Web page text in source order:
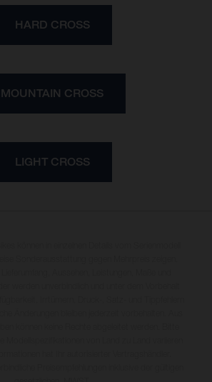
HARD CROSS
MOUNTAIN CROSS
LIGHT CROSS